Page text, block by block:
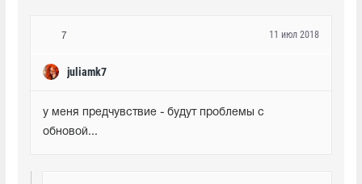
7
juliamk7
11 июл 2018
у меня предчувствие - будут проблемы с
обновой...